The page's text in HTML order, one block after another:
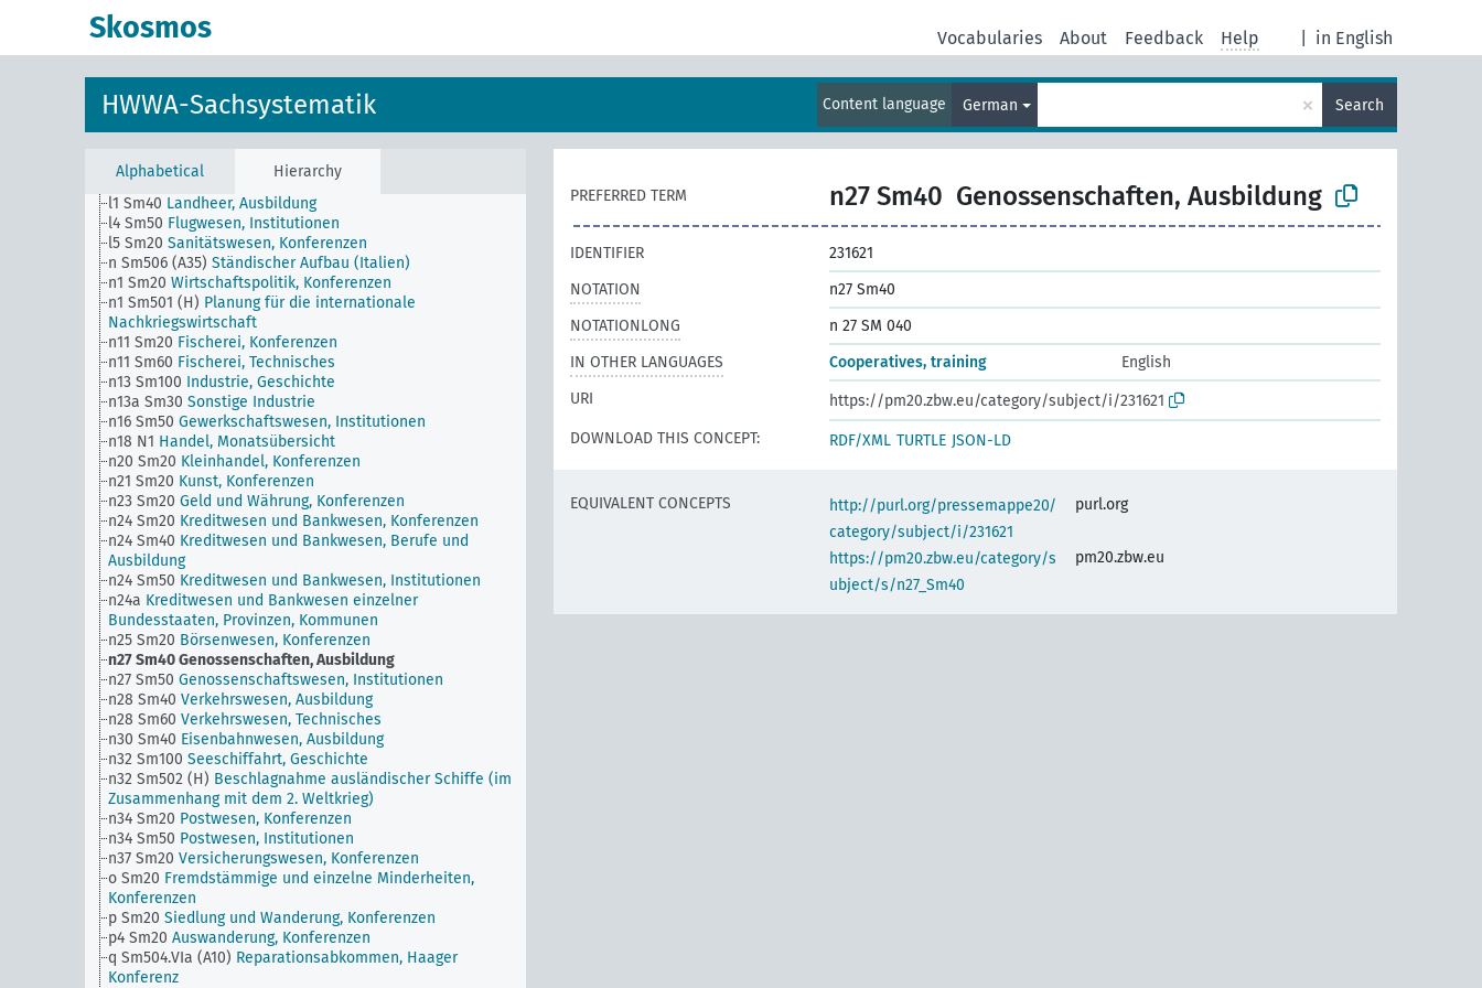
Skosmos in English
Vocabularies About Feedback Help
HWWA-Sachsystematik Content language German × Search
Alphabetical Hierarchy
h Sm20 Verwaltung, Konferenzen
h5 Sm40 Provinzial- und Kommunalverwaltung, Beruf und
i1 Sm40 Gerichtsverfassung, Berufe und Ausbildung
i3 Sm20
l1 Sm40 Landheer, Ausbildung
l4 Sm50 Flugwesen, Institutionen
l5 Sm20 Sanitätswesen, Konferenzen
n Sm506 (A35) Ständischer Aufbau (Italien)
n1 Sm20 Wirtschaftspolitik, Konferenzen
n1 Sm501 (H) Planung für die internationale
Nachkriegswirtschaft
n11 Sm20 Fischerei, Konferenzen
n11 Sm60 Fischerei, Technisches
n13 Sm100 Industrie, Geschichte
n13a Sm30 Sonstige Industrie
n16 Sm50 Gewerkschaftswesen, Institutionen
n18 N1 Handel, Monatsübersicht
n20 Sm20 Kleinhandel, Konferenzen
n21 Sm20 Kunst, Konferenzen
n23 Sm20 Geld und Währung, Konferenzen
n24 Sm20 Kreditwesen und Bankwesen, Konferenzen
n24 Sm40 Kreditwesen und Bankwesen, Berufe und
Ausbildung
n24 Sm50 Kreditwesen und Bankwesen, Institutionen
n24a Kreditwesen und Bankwesen einzelner
Bundesstaaten, Provinzen, Kommunen
n25 Sm20 Börsenwesen, Konferenzen
n27 Sm40Genossenschaften, Ausbildung
n27 Sm50 Genossenschaftswesen, Institutionen
n28 Sm40 Verkehrswesen, Ausbildung
n28 Sm60 Verkehrswesen, Technisches
n30 Sm40 Eisenbahnwesen, Ausbildung
n32 Sm100 Seeschiffahrt, Geschichte
n32 Sm502 (H) Beschlagnahme ausländischer Schiffe (im
Zusammenhang mit dem 2. Weltkrieg)
n34 Sm20 Postwesen, Konferenzen
n34 Sm50 Postwesen, Institutionen
n37 Sm20 Versicherungswesen, Konferenzen
o Sm20 Fremdstämmige und einzelne Minderheiten,
Konferenzen
p Sm20 Siedlung und Wanderung, Konferenzen
p4 Sm20 Auswanderung, Konferenzen
q Sm504.VIa (A10) Reparationsabkommen, Haager
Konferenz
PREFERRED TERM n27 Sm40 Genossenschaften, Ausbildung
IDENTIFIER
231621
NOTATION
n27 Sm40
NOTATIONLONG
n 27 SM 040
IN OTHER LANGUAGES
Cooperatives, training
English
URI
https://pm20.zbw.eu/category/subject/i/231621
DOWNLOAD THIS CONCEPT:
RDF/XML TURTLE JSON-LD
EQUIVALENT CONCEPTS
http://purl.org/pressemappe20/
category/subject/i/231621
purl.org
https://pm20.zbw.eu/category/s
ubject/s/n27_Sm40
pm20.zbw.eu